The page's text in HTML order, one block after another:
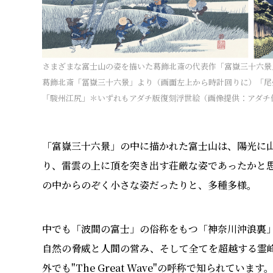
さまざまな富士山の姿を描いた葛飾北斎の代表作「富嶽三十六
葛飾北斎「冨嶽三十六景」より（画面左上から時計回りに）「
「駿州江尻」＊いずれもアダチ版復刻浮世絵（画像提供：アダ
「富嶽三十六景」の中に描かれた富士山は、陽光
り、雷雲の上に頂を突き出す荘厳な姿であったか
の中からのぞく小さな姿だったりと、多種多様。
中でも「波間の富士」の俗称をもつ「神奈川沖浪裏
自然の脅威と人間の営み、そして全てを超越する
外でも"The Great Wave"の呼称で知られています。